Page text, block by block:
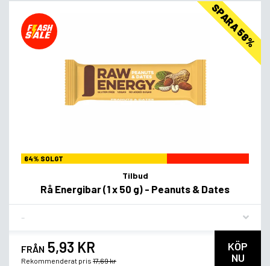
SPARA 58%
64% SOLGT
Tilbud
Rå Energibar (1 x 50 g) - Peanuts & Dates
FRÅN 5,93 KR
Rekommenderat pris 17,69 kr
KÖP
NU